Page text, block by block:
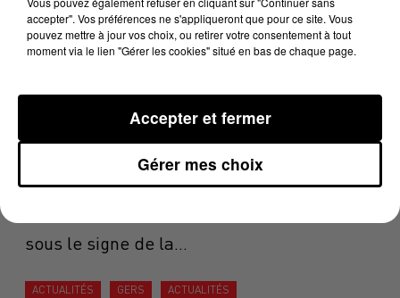
ACTUALITÉS HAUTE-GARONNE ACTUALITÉS
8h17
Éclipse solaire du 12 août : Toulouse aux
premières loges d'un...
TARN ACTUALITÉS
8h05
sous le signe de la...
ACTUALITÉS GERS ACTUALITÉS
accepter". Vos préférences ne s'appliqueront que pour ce site. Vous
pouvez mettre à jour vos choix, ou retirer votre consentement à tout
moment via le lien "Gérer les cookies" situé en bas de chaque page.
Gérer mes choix
Accepter et fermer